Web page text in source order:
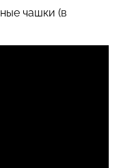
чашки (в